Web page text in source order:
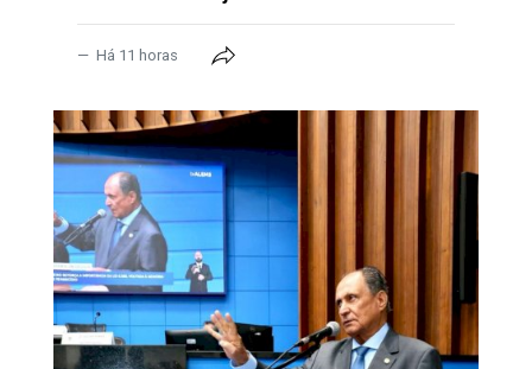
Há 11 horas